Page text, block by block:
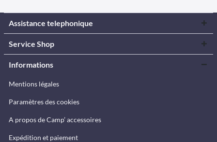
Assistance telephonique
Service Shop
Informations
Mentions légales
Paramètres des cookies
A propos de Camp’ accessoires
Expédition et paiement